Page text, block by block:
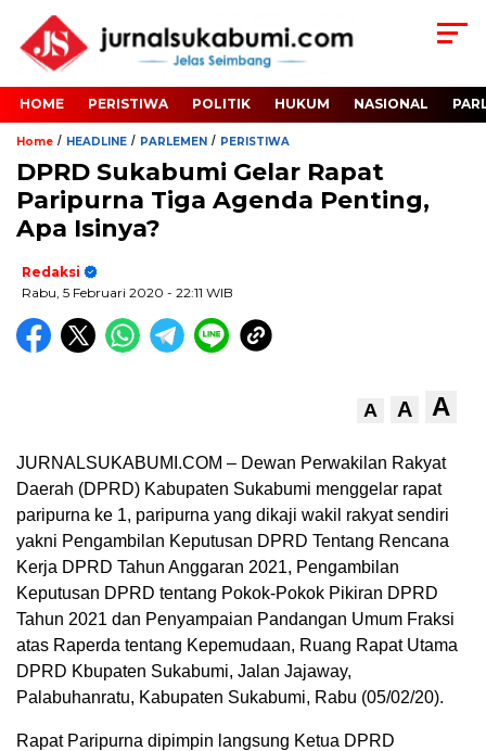
HOME PERISTIWA POLITIK HUKUM NASIONAL
Home / HEADLINE / PARLEMEN / PERISTIWA
DPRD Sukabumi Gelar Rapat
Paripurna Tiga Agenda Penting,
Apa Isinya?
Redaksi
Rabu, 5 Februari 2020 - 22:11 WIB
A A A
JURNALSUKABUMI.COM – Dewan Perwakilan Rakyat
Daerah (DPRD) Kabupaten Sukabumi menggelar rapat
paripurna ke 1, paripurna yang dikaji wakil rakyat sendiri
yakni Pengambilan Keputusan DPRD Tentang Rencana
Kerja DPRD Tahun Anggaran 2021, Pengambilan
Keputusan DPRD tentang Pokok-Pokok Pikiran DPRD
Tahun 2021 dan Penyampaian Pandangan Umum Fraksi
atas Raperda tentang Kepemudaan, Ruang Rapat Utama
DPRD Kbupaten Sukabumi, Jalan Jajaway,
Palabuhanratu, Kabupaten Sukabumi, Rabu (05/02/20).
Rapat Paripurna dipimpin langsung Ketua DPRD